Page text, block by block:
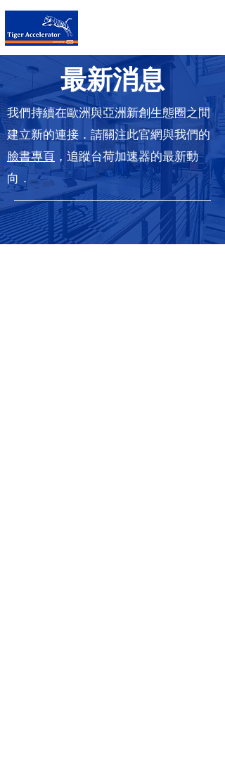
​最新消息
我們持續在歐洲與亞洲新創生態圈之間
建立新的連接．請關注此官網與我們的
臉書專頁 ，追蹤台荷加速器的最新動
向．